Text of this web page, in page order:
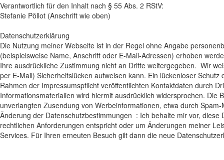
Verantwortlich für den Inhalt nach § 55 Abs. 2 RStV:
Stefanie Pöllot (Anschrift wie oben)
Datenschutzerklärung
Die Nutzung meiner Webseite ist in der Regel ohne Angabe
(beispielsweise Name, Anschrift oder E-Mail-Adressen) erhoben
Ihre ausdrückliche Zustimmung nicht an Dritte weitergegeben. Wir
per E-Mail) Sicherheitslücken aufweisen kann. Ein lückenloser
Rahmen der Impressumspflicht veröffentlichten Kontaktdaten durch
Informationsmaterialien wird hiermit ausdrücklich widersprochen.
unverlangten Zusendung von Werbeinformationen, etwa durch Spam-
Änderung der Datenschutzbestimmungen : Ich behalte mir vor,
rechtlichen Anforderungen entspricht oder um Änderungen meiner
Services. Für Ihren erneuten Besuch gilt dann die neue